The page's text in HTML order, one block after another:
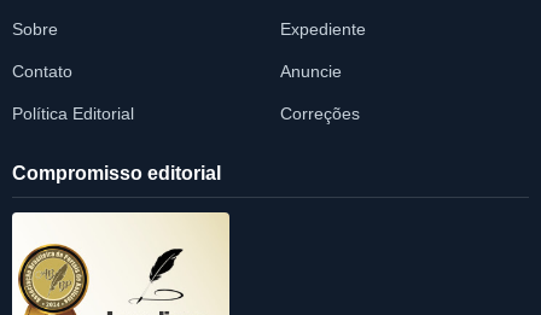
Sobre Expediente
Contato Anuncie
Política Editorial Correções
Compromisso editorial